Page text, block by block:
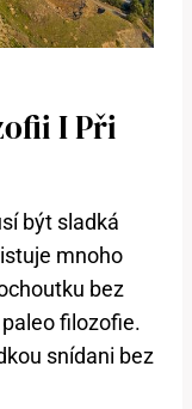
I Při
být sladká
mnoho
bez
filozofie.
snídani bez